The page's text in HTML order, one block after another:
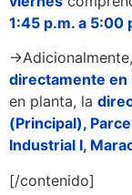
1:45 p.m. a 5:00
directamente
en planta, la
(Principal),
Industrial I,
[/contenido]